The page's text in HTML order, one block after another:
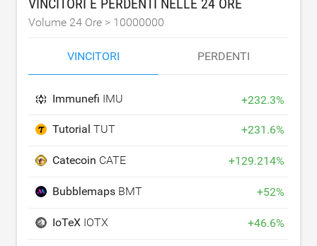
VINCITORI E PERDENTI NELLE 24 ORE
Volume 24 Ore > 10000000
VINCITORI PERDENTI
Immunefi IMU +232.3%
Tutorial TUT +231.6%
Catecoin CATE +129.214%
Bubblemaps BMT +52%
IoTeX IOTX +46.6%